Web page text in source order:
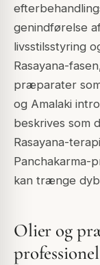
genindførelse
livsstilsstyring
Rasayana-
præparater
og Amalaki
beskrives som
Rasayana-
Panchakarma-
kan trænge
Olier og